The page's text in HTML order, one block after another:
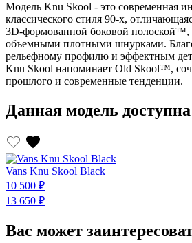
Модель Knu Skool - это современная
классического стиля 90-х,
3D-формованной боковой полоской™,
объемными плотными шнурками.
рельефному профилю и эффектным
Knu Skool напоминает Old Skool™,
прошлого и современные тенденции.
Данная модель
Vans Knu Skool Black
10 500 ₽
13 650 ₽
Вас может